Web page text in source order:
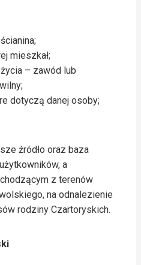
mieszkał;
– zawód lub
dotyczą danej osoby;
źródło oraz baza
a
z terenów
na odnalezienie
rodziny Czartoryskich.